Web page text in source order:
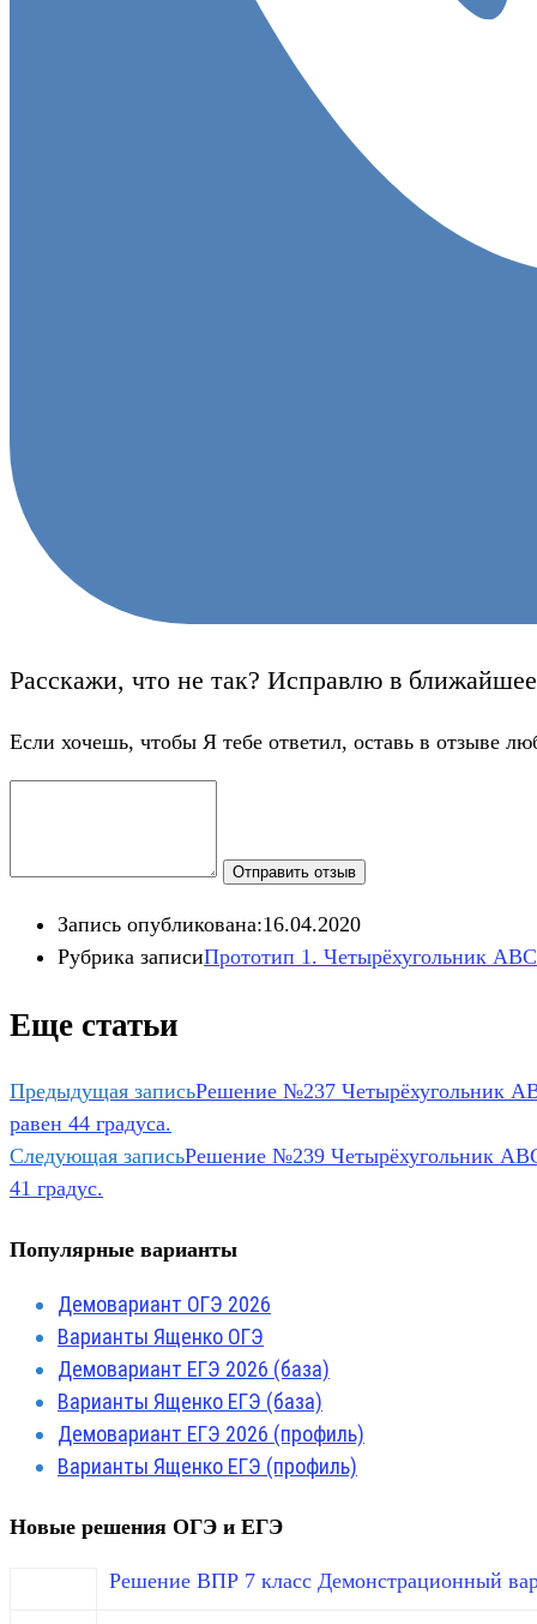
Расскажи, что не так? Исправлю в
Если хочешь, чтобы Я тебе ответил, оставь в отзыве
Отправить отзыв
Запись опубликована:16.04.2020
Рубрика записиПрототип 1. Четырёхугольник
Еще статьи
Предыдущая записьРешение №237 Четырёхугольник
равен 44 градуса.
Следующая записьРешение №239 Четырёхугольник
41 градус.
Популярные варианты
Демовариант ОГЭ 2026
Варианты Ященко ОГЭ
Демовариант ЕГЭ 2026 (база)
Варианты Ященко ЕГЭ (база)
Демовариант ЕГЭ 2026 (профиль)
Варианты Ященко ЕГЭ (профиль)
Новые решения ОГЭ и ЕГЭ
Решение ВПР 7 класс Демонстрационный